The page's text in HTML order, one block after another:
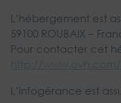
L’hébergement est
59100 ROUBAIX –
Pour contacter cet
http://
L’infogérance est